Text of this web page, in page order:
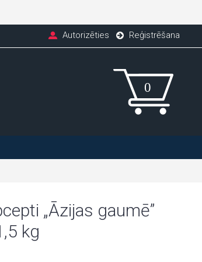
Autorizēties Reģistrēšana
„Āzijas gaumē”
kg